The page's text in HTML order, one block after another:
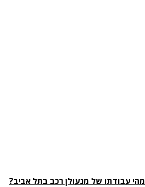
מהי עבודתו של מנעולן רכב בתל אביב?